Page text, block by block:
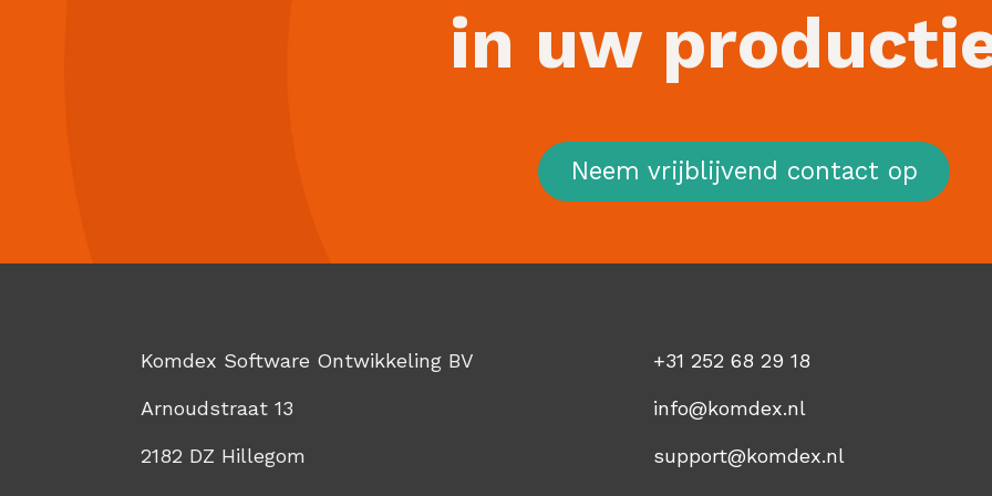
in uw
Neem vrijblijvend contact op
Komdex Software Ontwikkeling BV
Arnoudstraat 13
2182 DZ Hillegom
+31 252 68 29 18
info@komdex.nl
support@komdex.nl